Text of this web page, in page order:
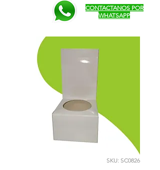
CONTACTANOS POR
WHATSAPP
SKU: SC0826